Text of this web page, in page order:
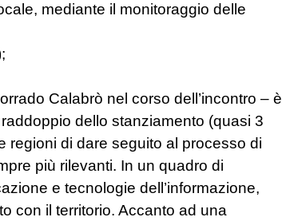
mediante il monitoraggio delle
Calabrò nel corso dell’incontro – è
dello stanziamento (quasi 3
regioni di dare seguito al processo di
più rilevanti. In un quadro di
e tecnologie dell’informazione,
con il territorio. Accanto ad una